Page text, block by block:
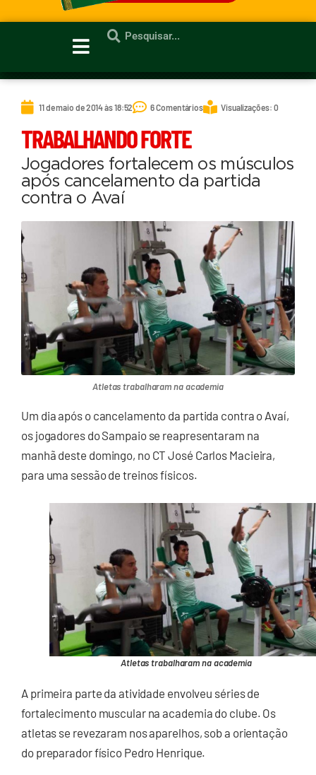
11 de maio de 2014 às 18:52 6 Comentários Visualizações: 0
TRABALHANDO FORTE
Jogadores fortalecem os músculos
após cancelamento da partida
contra o Avaí
Atletas trabalharam na academia
Um dia após o cancelamento da partida contra o Avaí,
os jogadores do Sampaio se reapresentaram na
manhã deste domingo, no CT José Carlos Macieira,
para uma sessão de treinos físicos.
Atletas trabalharam na academia
A primeira parte da atividade envolveu séries de
fortalecimento muscular na academia do clube. Os
atletas se revezaram nos aparelhos, sob a orientação
do preparador físico Pedro Henrique.